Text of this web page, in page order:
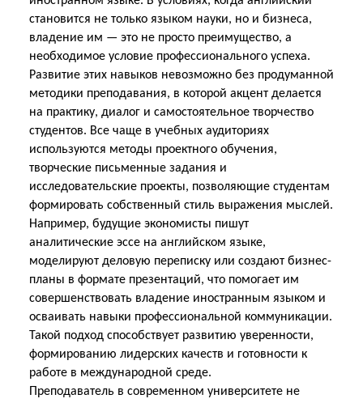
становится не только языком науки, но и бизнеса,
владение им — это не просто преимущество, а
необходимое условие профессионального успеха.
Развитие этих навыков невозможно без продуманной
методики преподавания, в которой акцент делается
на практику, диалог и самостоятельное творчество
студентов. Все чаще в учебных аудиториях
используются методы проектного обучения,
творческие письменные задания и
исследовательские проекты, позволяющие студентам
формировать собственный стиль выражения мыслей.
Например, будущие экономисты пишут
аналитические эссе на английском языке,
моделируют деловую переписку или создают бизнес-
планы в формате презентаций, что помогает им
совершенствовать владение иностранным языком и
осваивать навыки профессиональной коммуникации.
Такой подход способствует развитию уверенности,
формированию лидерских качеств и готовности к
работе в международной среде.
Преподаватель в современном университете не